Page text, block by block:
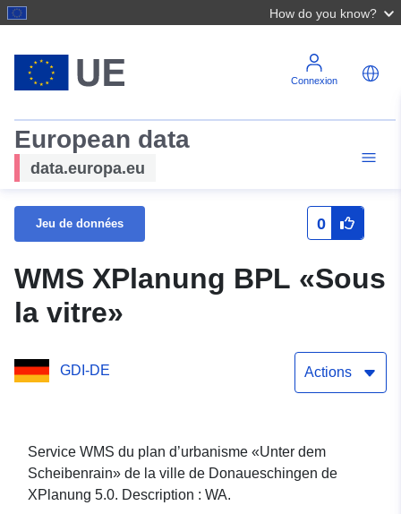
How do you know?
Connexion
European data
data.europa.eu
Jeu de données 0
WMS XPlanung BPL «Sous
la vitre»
GDI-DE Actions
Service WMS du plan d’urbanisme «Unter dem
Scheibenrain» de la ville de Donaueschingen de
XPlanung 5.0. Description : WA.